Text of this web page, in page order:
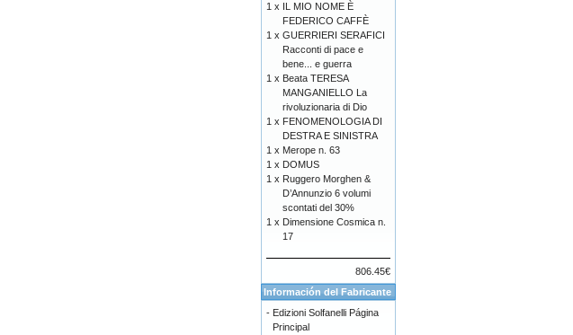
1 x IL MIO NOME È
FEDERICO CAFFÈ
1 x GUERRIERI SERAFICI
Racconti di pace e
bene... e guerra
1 x Beata TERESA
MANGANIELLO La
rivoluzionaria di Dio
1 x FENOMENOLOGIA DI
DESTRA E SINISTRA
1 x Merope n. 63
1 x DOMUS
1 x Ruggero Morghen &
D’Annunzio 6 volumi
scontati del 30%
1 x Dimensione Cosmica n.
17
806.45€
Información del Fabricante
- Edizioni Solfanelli Página
Principal